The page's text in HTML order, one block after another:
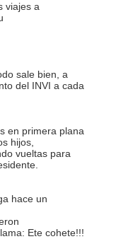
viajes a
sale bien, a
del INVI a cada
en primera plana
hijos,
vueltas para
hace un
Ete cohete!!!